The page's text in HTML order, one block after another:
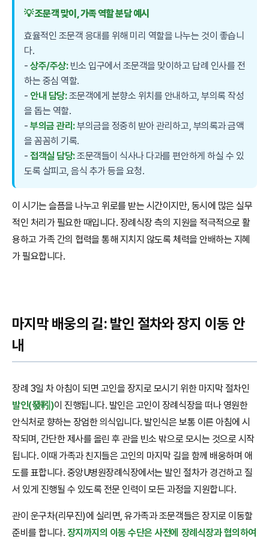
💡 조문객 맞이, 가족 역할 분담 예시
효율적인 조문객 응대를 위해 미리 역할을 나누는 것이 좋습니
다.
-상주/주상:빈소 입구에서 조문객을 맞이하고 답례 인사를 전
하는 중심 역할.
- 안내 담당:조문객에게 분향소 위치를 안내하고, 부의록 작성
을 돕는 역할.
-부의금 관리:부의금을 정중히 받아 관리하고, 부의록과 금액
을 꼼꼼히 기록.
-접객실 담당:조문객들이 식사나 다과를 편안하게 하실 수 있
도록 살피고, 음식 추가 등을 요청.
이 시기는 슬픔을 나누고 위로를 받는 시간이지만, 동시에 많은 실무
적인 처리가 필요한 때입니다. 장례식장 측의 지원을 적극적으로 활
용하고 가족 간의 협력을 통해 지치지 않도록 체력을 안배하는 지혜
가 필요합니다.
마지막 배웅의 길: 발인 절차와 장지 이동 안
내
장례 3일 차 아침이 되면 고인을 장지로 모시기 위한 마지막 절차인
발인(發靷)이 진행됩니다. 발인은 고인이 장례식장을 떠나 영원한
안식처로 향하는 장엄한 의식입니다. 발인식은 보통 이른 아침에 시
작되며, 간단한 제사를 올린 후 관을 빈소 밖으로 모시는 것으로 시작
됩니다. 이때 가족과 친지들은 고인의 마지막 길을 함께 배웅하며 애
도를 표합니다. 중앙U병원장례식장에서는 발인 절차가 경건하고 질
서 있게 진행될 수 있도록 전문 인력이 모든 과정을 지원합니다.
관이 운구차(리무진)에 실리면, 유가족과 조문객들은 장지로 이동할
준비를 합니다. 장지까지의 이동 수단은 사전에 장례식장과 협의하여